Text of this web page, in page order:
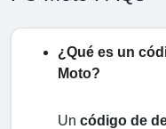
¿Qué es un
Moto?
Un código de